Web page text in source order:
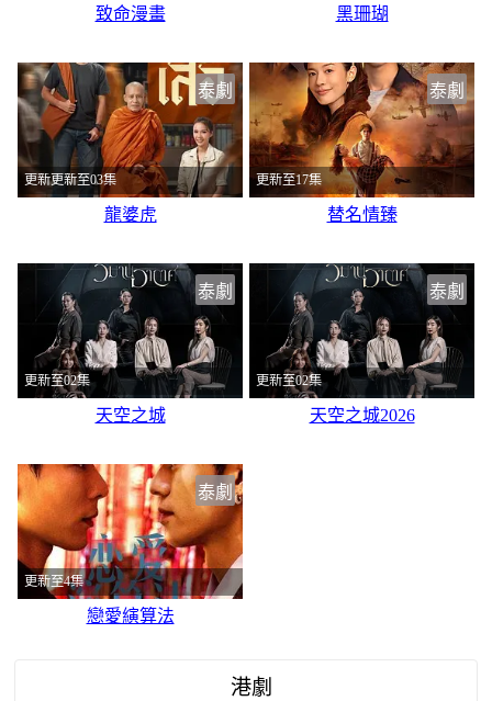
致命漫畫 黑珊瑚
泰劇
更新更新至03集
龍婆虎
泰劇
更新至17集
替名情臻
泰劇
更新至02集
天空之城
泰劇
更新至02集
天空之城2026
泰劇
更新至4集
戀愛縯算法
港劇